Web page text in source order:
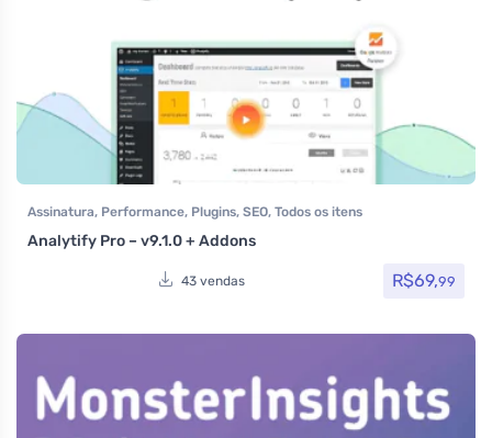
Assinatura, Performance, Plugins, SEO, Todos os itens
Analytify Pro – v9.1.0 + Addons
43 vendas R$69,99